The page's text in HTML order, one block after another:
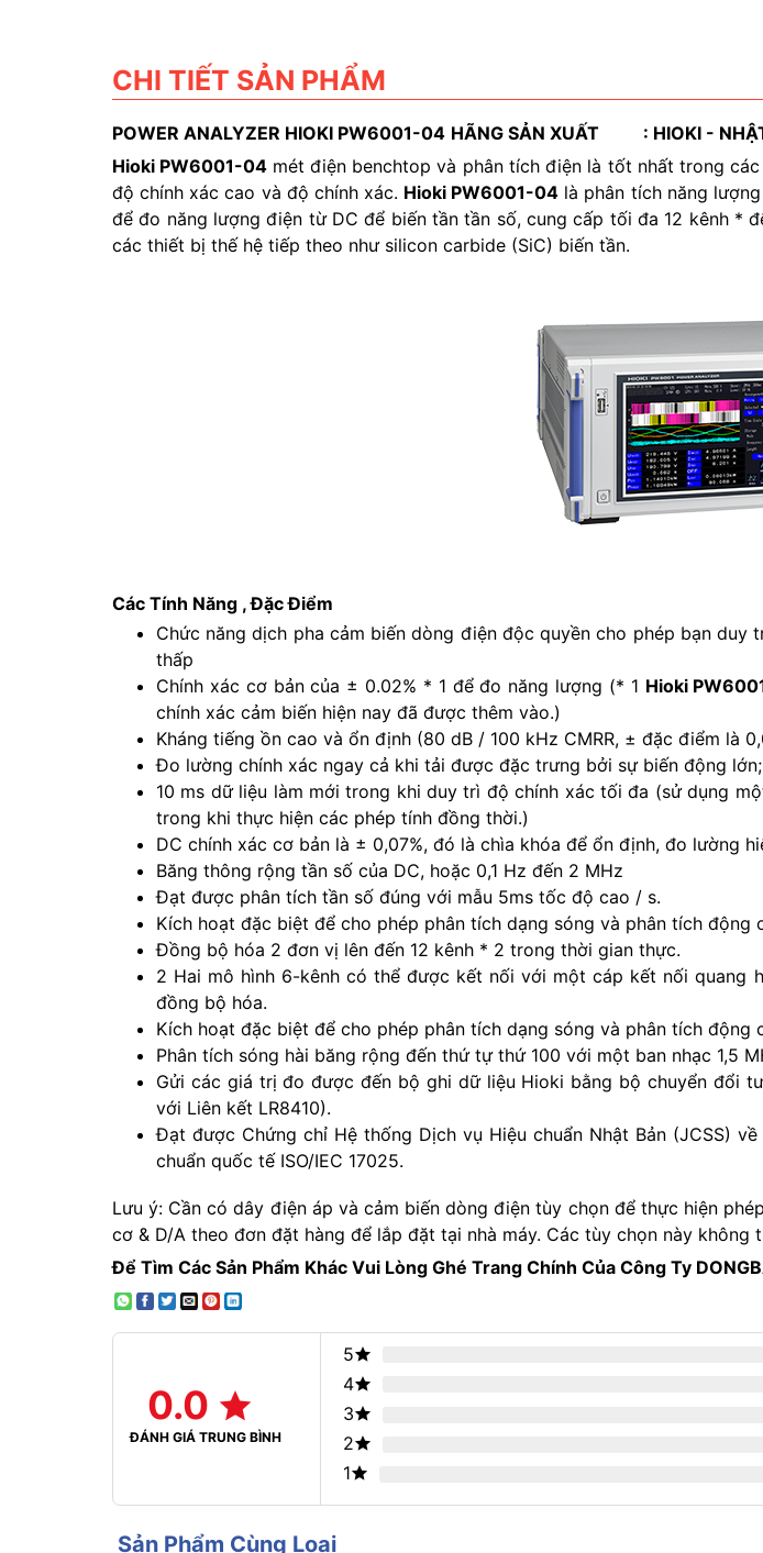
CHI TIẾT SẢN PHẨM
POWER ANALYZER HIOKI PW6001-04 HÃNG SẢN XUẤT : HIOKI -
Hioki PW6001-04 mét điện benchtop và phân tích điện là tốt nhất trong
độ chính xác cao và độ chính xác. Hioki PW6001-04 là phân tích năng
để đo năng lượng điện từ DC để biến tần tần số, cung cấp tối đa 12 kênh
các thiết bị thế hệ tiếp theo như silicon carbide (SiC) biến tần.
Các Tính Năng , Đặc Điểm
Chức năng dịch pha cảm biến dòng điện độc quyền cho phép bạn
thấp
Chính xác cơ bản của ± 0.02% * 1 để đo năng lượng (* 1 Hioki
chính xác cảm biến hiện nay đã được thêm vào.)
Kháng tiếng ồn cao và ổn định (80 dB / 100 kHz CMRR, ± đặc điểm là
Đo lường chính xác ngay cả khi tải được đặc trưng bởi sự biến động
10 ms dữ liệu làm mới trong khi duy trì độ chính xác tối đa (sử dụng
trong khi thực hiện các phép tính đồng thời.)
DC chính xác cơ bản là ± 0,07%, đó là chìa khóa để ổn định, đo lường
Băng thông rộng tần số của DC, hoặc 0,1 Hz đến 2 MHz
Đạt được phân tích tần số đúng với mẫu 5ms tốc độ cao / s.
Kích hoạt đặc biệt để cho phép phân tích dạng sóng và phân tích động
Đồng bộ hóa 2 đơn vị lên đến 12 kênh * 2 trong thời gian thực.
2 Hai mô hình 6-kênh có thể được kết nối với một cáp kết nối
đồng bộ hóa.
Kích hoạt đặc biệt để cho phép phân tích dạng sóng và phân tích động
Phân tích sóng hài băng rộng đến thứ tự thứ 100 với một ban nhạc 1,5
Gửi các giá trị đo được đến bộ ghi dữ liệu Hioki bằng bộ chuyển đổi
với Liên kết LR8410).
Đạt được Chứng chỉ Hệ thống Dịch vụ Hiệu chuẩn Nhật Bản (JCSS)
chuẩn quốc tế ISO/IEC 17025.
Lưu ý: Cần có dây điện áp và cảm biến dòng điện tùy chọn để thực hiện
cơ & D/A theo đơn đặt hàng để lắp đặt tại nhà máy. Các tùy chọn này không
Để Tìm Các Sản Phẩm Khác Vui Lòng Ghé Trang Chính Của Công Ty
0.0
ĐÁNH GIÁ TRUNG BÌNH
5
4
3
2
1
Sản Phẩm Cùng Loại